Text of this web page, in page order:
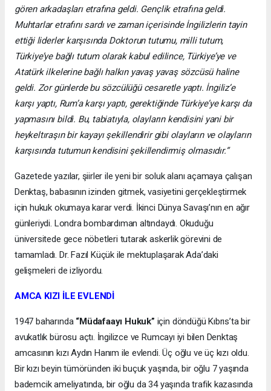
gören arkadaşları etrafına geldi. Gençlik etrafına geldi.
Muhtarlar etrafını sardı ve zaman içerisinde İngilizlerin tayin
ettiği liderler karşısında Doktorun tutumu, milli tutum,
Türkiye’ye bağlı tutum olarak kabul edilince, Türkiye’ye ve
Atatürk ilkelerine bağlı halkın yavaş yavaş sözcüsü haline
geldi. Zor günlerde bu sözcülüğü cesaretle yaptı. İngiliz’e
karşı yaptı, Rum’a karşı yaptı, gerektiğinde Türkiye’ye karşı da
yapmasını bildi. Bu, tabiatıyla, olayların kendisini yani bir
heykeltıraşın bir kayayı şekillendirir gibi olayların ve olayların
karşısında tutumun kendisini şekillendirmiş olmasıdır.”
Gazetede yazılar, şiirler ile yeni bir soluk alanı açamaya çalışan
Denktaş, babasının izinden gitmek, vasiyetini gerçekleştirmek
için hukuk okumaya karar verdi. İkinci Dünya Savaşı’nın en ağır
günleriydi. Londra bombardıman altındaydı. Okuduğu
üniversitede gece nöbetleri tutarak askerlik görevini de
tamamladı. Dr. Fazıl Küçük ile mektuplaşarak Ada’daki
gelişmeleri de izliyordu.
AMCA KIZI İLE EVLENDİ
1947 baharında “Müdafaayı Hukuk” için döndüğü Kıbrıs’ta bir
avukatlık bürosu açtı. İngilizce ve Rumcayı iyi bilen Denktaş
amcasının kızı Aydın Hanım ile evlendi. Üç oğlu ve üç kızı oldu.
Bir kızı beyin tümöründen iki buçuk yaşında, bir oğlu 7 yaşında
bademcik ameliyatında, bir oğlu da 34 yaşında trafik kazasında